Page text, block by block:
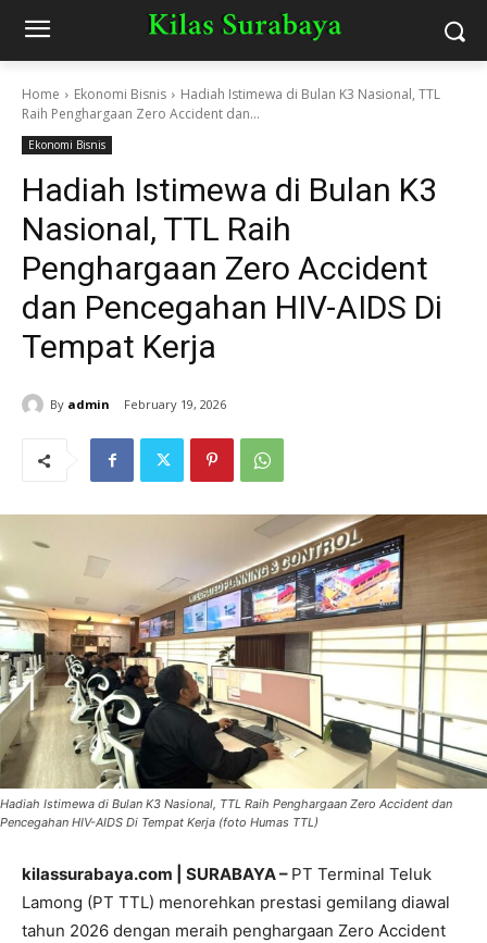
Home Ekonomi Bisnis
Hadiah Istimewa di Bulan K3 Nasional, TTL
Raih Penghargaan Zero Accident dan...
Ekonomi Bisnis
Hadiah Istimewa di Bulan K3
Nasional, TTL Raih
Penghargaan Zero Accident
dan Pencegahan HIV-AIDS Di
Tempat Kerja
By admin February 19, 2026
Hadiah Istimewa di Bulan K3 Nasional, TTL Raih Penghargaan Zero Accident dan
Pencegahan HIV-AIDS Di Tempat Kerja (foto Humas TTL)
kilassurabaya.com | SURABAYA – PT Terminal Teluk
Lamong (PT TTL) menorehkan prestasi gemilang diawal
tahun 2026 dengan meraih penghargaan Zero Accident